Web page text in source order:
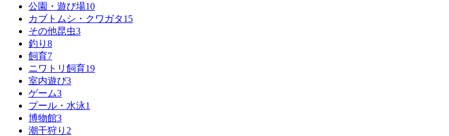
公園・遊び場10
カブトムシ・クワガタ15
その他昆虫3
釣り 8
飼育7
ニワトリ飼育19
室内遊び3
ゲーム3
プール・水泳1
博物館3
潮干狩り 2